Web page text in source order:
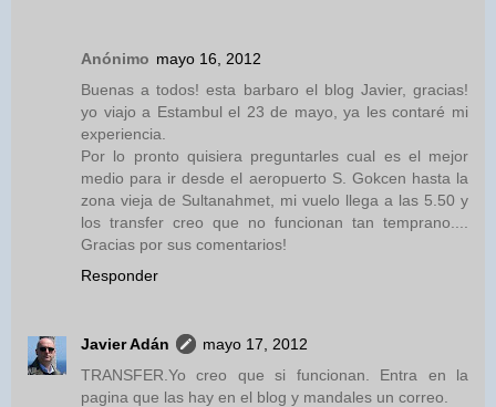
Anónimo mayo 16, 2012
Buenas a todos! esta barbaro el blog Javier, gracias!
yo viajo a Estambul el 23 de mayo, ya les contaré mi
experiencia.
Por lo pronto quisiera preguntarles cual es el mejor
medio para ir desde el aeropuerto S. Gokcen hasta la
zona vieja de Sultanahmet, mi vuelo llega a las 5.50 y
los transfer creo que no funcionan tan temprano....
Gracias por sus comentarios!
Responder
Javier Adán
mayo 17, 2012
TRANSFER.Yo creo que si funcionan. Entra en la
pagina que las hay en el blog y mandales un correo.